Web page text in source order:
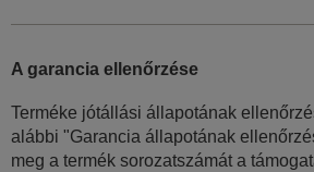
A garancia ellenőrzése
Terméke jótállási állapotának
alábbi "Garancia állapotának
meg a termék sorozatszámát a